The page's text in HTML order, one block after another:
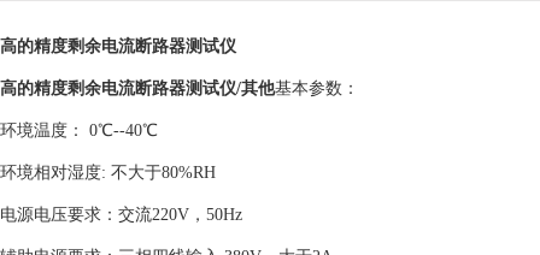
高的精度剩余电流断路器测试仪
高的精度剩余电流断路器测试仪/其他基本参数：
环境温度： 0℃--40℃
环境相对湿度: 不大于80%RH
电源电压要求：交流220V，50Hz